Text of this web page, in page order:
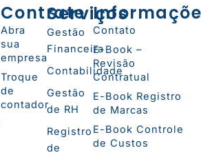
Serviços
Gestão
Financeira
Contabilidade
Gestão
de RH
Registro
de
Contrate
Abra
sua
empresa
Troque
de
contador
Contato
E-Book –
Revisão
Contratual
E-Book Registro
de Marcas
E-Book Controle
de Custos